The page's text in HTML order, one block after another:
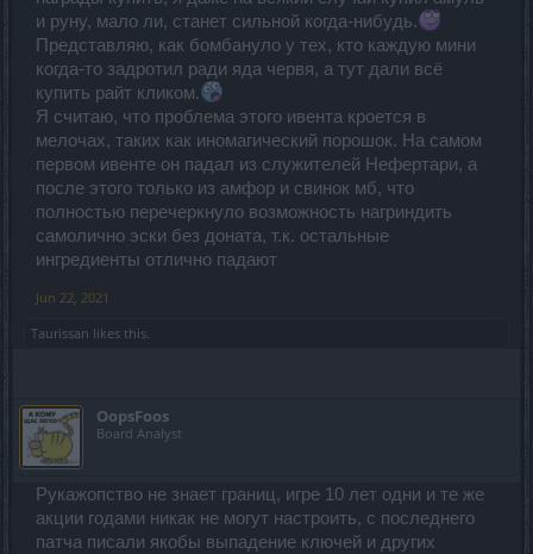
и руну, мало ли, станет сильной когда-нибудь.
Представляю, как бомбануло у тех, кто каждую мини
когда-то задротил ради яда червя, а тут дали всё
купить райт кликом.
Я считаю, что проблема этого ивента кроется в
мелочах, таких как иномагический порошок. На самом
первом ивенте он падал из служителей Нефертари, а
после этого только из амфор и свинок мб, что
полностью перечеркнуло возможность нагриндить
самолично эски без доната, т.к. остальные
ингредиенты отлично падают
Jun 22, 2021
Taurissan likes this.
OopsFoos
Board Analyst
Рукажопство не знает границ, игре 10 лет одни и те же
акции годами никак не могут настроить, с последнего
патча писали якобы выпадение ключей и других